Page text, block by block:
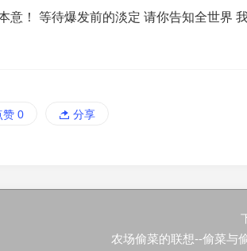
意！ 等待爆发前的淡定 请你告知全世界
赞 0 分享
农场偷菜的联想--偷菜与